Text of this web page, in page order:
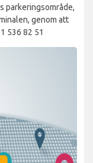
parkeringsområde,
genom att
536 82 51